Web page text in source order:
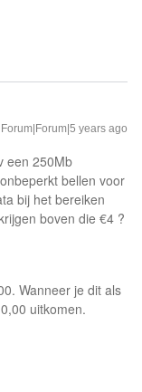
Forum|Forum|5 years ago
een 250Mb
bellen voor
bij het bereiken
boven die €4 ?
Wanneer je dit als
uitkomen.